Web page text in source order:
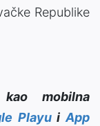
Republike
mobilna
PlayuiApp